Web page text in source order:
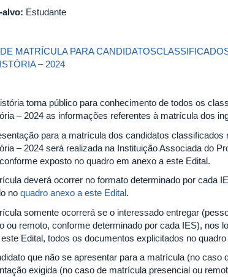
alvo: Estudante
MATRÍCULA PARA
– 2024
torna público para conhecimento de todos os
– 2024 as informações referentes à matrícula dos
para a matrícula dos candidatos
– 2024 será realizada na Instituição Associada do
exposto no quadro em anexo a este Edital.
deverá ocorrer no formato determinado por cada
no quadro anexo a este Edital.
somente ocorrerá se o interessado entregar
ou remoto, conforme determinado por cada IES), nos
Edital, todos os documentos explicitados no
que não se apresentar para a matrícula (no caso
exigida (no caso de matrícula presencial ou